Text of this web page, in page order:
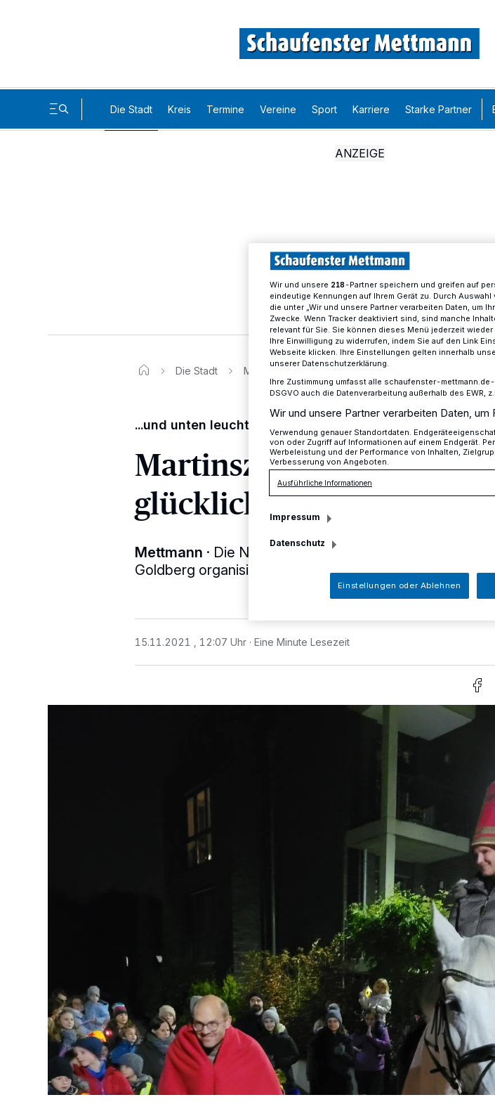
Die Stadt Kreis Termine Vereine Sport Karriere Starke Partner
Die Stadt Martinszug macht Kinder glücklich
...und unten leuchten wir...
Martinszug macht Kinder
glücklich
Mettmann · Die Nachbarn Helmut Gienau und Thomas
Goldberg organisierten einen privaten Martins-Umzug.
15.11.2021 , 12:07 Uhr Eine Minute Lesezeit
Wir und unsere 218-Partner speichern und greifen auf
eindeutige Kennungen auf Ihrem Gerät zu. Durch
die unter „Wir und unsere Partner verarbeiten Daten, um
Zwecke. Wenn Tracker deaktiviert sind, sind manche
relevant für Sie. Sie können dieses Menü jederzeit
Ihre Einwilligung zu widerrufen, indem Sie auf den Link
Webseite klicken. Ihre Einstellungen gelten innerhalb
unserer Datenschutzerklärung.
Ihre Zustimmung umfasst alle schaufenster-
DSGVO auch die Datenverarbeitung außerhalb des EWR,
Wir und unsere Partner verarbeiten Daten,
Verwendung genauer Standortdaten.
von oder Zugriff auf Informationen auf einem Endgerät.
Werbeleistung und der Performance von Inhalten,
Verbesserung von Angeboten.
Ausführliche Informationen
Impressum
Datenschutz
Einstellungen oder Ablehnen